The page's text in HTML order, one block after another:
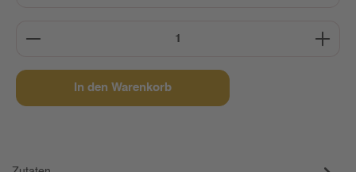
Produkt Anzahl: Gib den gewünschten Wert ein
In den Warenkorb